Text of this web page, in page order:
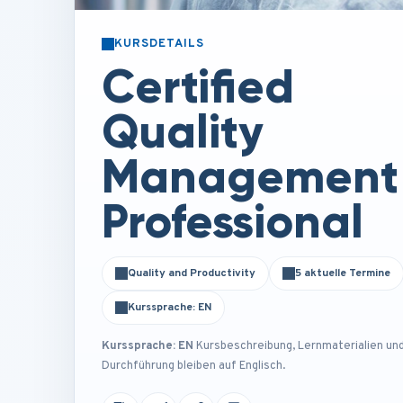
KURSDETAILS
Certified
Quality
Management
Professional
Quality and Productivity 5 aktuelle Termine
Kurssprache: EN
Kurssprache: EN Kursbeschreibung, Lernmaterialien und
Durchführung bleiben auf Englisch.